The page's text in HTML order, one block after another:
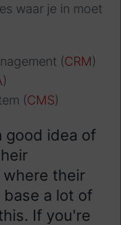
waar je in moet
(CRM)
)
(CMS)
good idea of
their
a lot of
If you're